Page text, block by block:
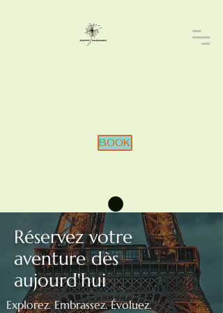
BOOK
Réservez votre
aventure dès
aujourd'hui
Explorez. Embrassez. Évoluez.